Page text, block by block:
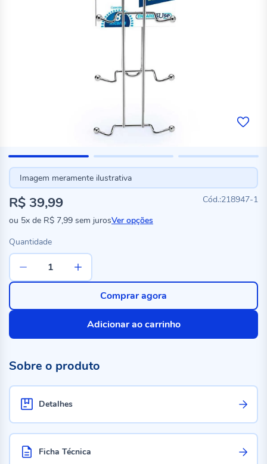
Imagem meramente ilustrativa
218947-1
R$ 39,99
ou 5x de R$ 7,99 sem jurosVer opções
Quantidade
Adicionar ao carrinho
Comprar agora
Sobre o produto
Detalhes
Ficha Técnica